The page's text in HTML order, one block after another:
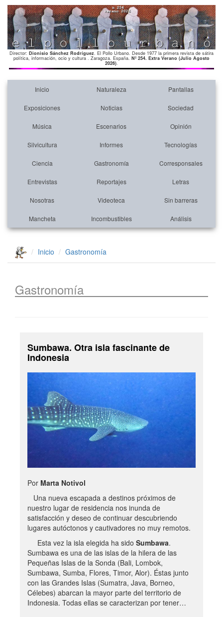
Director: Dionisio Sánchez Rodríguez. El Pollo Urbano. Desde 1977 la primera revista de sátira
política, información, ocio y cultura . Zaragoza. España. Nº 254. Extra Verano (Julio Agosto
2026).
Inicio Naturaleza Pantallas
Exposiciones Noticias Sociedad
Música Escenarios Opinión
Silvicultura Informes Tecnologías
Ciencia Gastronomía Corresponsales
Entrevistas Reportajes Letras
Nosotras Videoteca Sin barreras
Mancheta Incombustibles Análisis
Inicio Gastronomía
Gastronomía
Sumbawa. Otra isla fascinante de
Indonesia
Por Marta Notivol
Una nueva escapada a destinos próximos de
nuestro lugar de residencia nos inunda de
satisfacción y deseo de continuar descubriendo
lugares autóctonos y cautivadores no muy remotos.
Esta vez la isla elegida ha sido Sumbawa.
Sumbawa es una de las islas de la hilera de las
Pequeñas Islas de la Sonda (Bali, Lombok,
Sumbawa, Sumba, Flores, Timor, Alor). Éstas junto
con las Grandes Islas (Sumatra, Java, Borneo,
Célebes) abarcan la mayor parte del territorio de
Indonesia. Todas ellas se caracterizan por tener…